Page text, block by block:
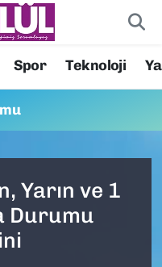
Spor Teknoloji
Yarın ve 1
Durumu
ve Fikstür